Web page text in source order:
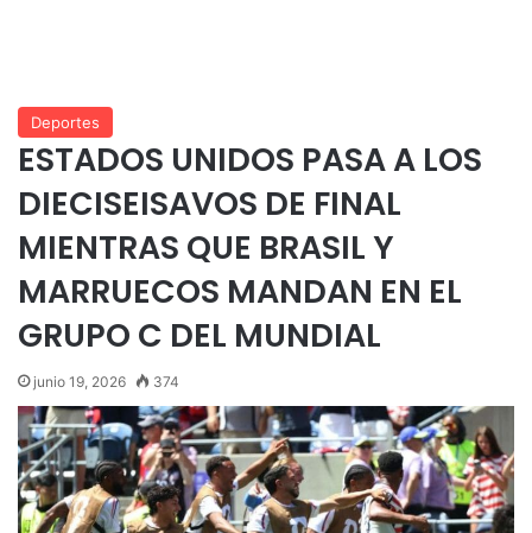
Deportes
ESTADOS UNIDOS PASA A LOS
DIECISEISAVOS DE FINAL
MIENTRAS QUE BRASIL Y
MARRUECOS MANDAN EN EL
GRUPO C DEL MUNDIAL
junio 19, 2026 374